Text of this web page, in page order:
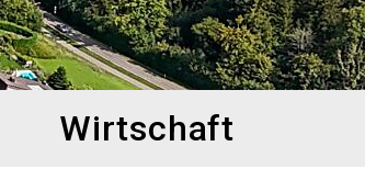
Wirtschaft